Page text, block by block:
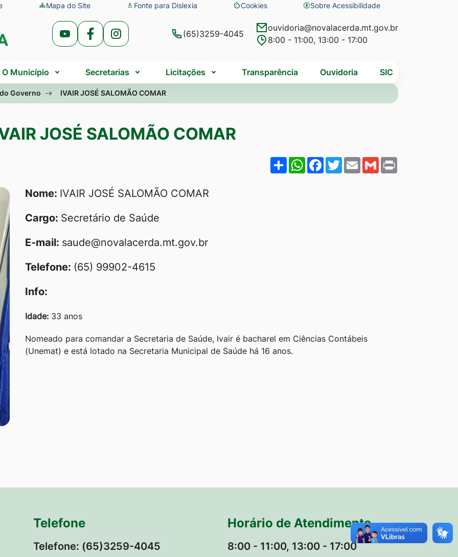
Mapa do Site Fonte para Dislexia Cookies
Abrir
preferências
de
Sobre Acessibilidade
Acessar
Rede
Social
Youtube
Acessar
Rede
Social
Facebook
Acessar
Rede
Social
Instagram
(65)3259-4045
ouvidoria@novalacerda.mt.gov.br
8:00 - 11:00, 13:00 - 17:00
O Município Secretarias Licitações Transparência Ouvidoria SIC
Governo IVAIR JOSÉ SALOMÃO COMAR
JOSÉ SALOMÃO COMAR
JOSÉ SALOMÃO COMAR
ShareWhatsApp
Facebook
Twitter
EmailGmail
Nome: IVAIR JOSÉ SALOMÃO COMAR
Cargo: Secretário de Saúde
E-mail: saude@novalacerda.mt.gov.br
Telefone: (65) 99902-4615
Info:
Idade: 33 anos
Nomeado para comandar a Secretaria de Saúde, Ivair é bacharel em Ciências Contábeis
(Unemat) e está lotado na Secretaria Municipal de Saúde há 16 anos.
Telefone
Telefone: (65)3259-4045
Horário de Atendimento
8:00 - 11:00, 13:00 - 17:00